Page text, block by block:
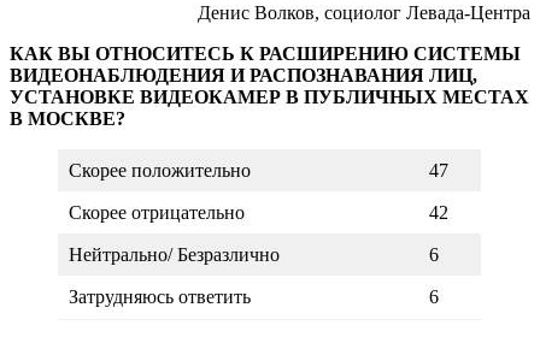
Денис Волков, социолог Левада-Центра
КАК ВЫ ОТНОСИТЕСЬ К РАСШИРЕНИЮ СИСТЕМЫ
ВИДЕОНАБЛЮДЕНИЯ И РАСПОЗНАВАНИЯ ЛИЦ,
УСТАНОВКЕ ВИДЕОКАМЕР В ПУБЛИЧНЫХ МЕСТАХ
В МОСКВЕ?
Скорее положительно 47
Скорее отрицательно 42
Нейтрально/ Безразлично 6
Затрудняюсь ответить 6